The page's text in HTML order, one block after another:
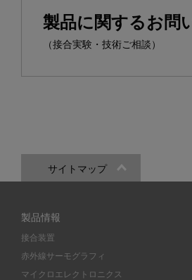
製品に関するお問
（接合実験・技術ご相談）
サイトマップ
製品情報
接合装置
赤外線サーモグラフィ
マイクロエレクトロニクス